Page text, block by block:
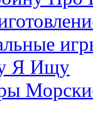
Я Ищу